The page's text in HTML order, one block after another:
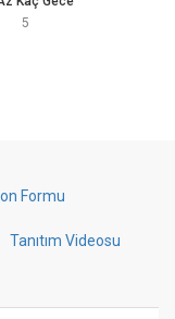
5
Formu
Tanıtım Videosu